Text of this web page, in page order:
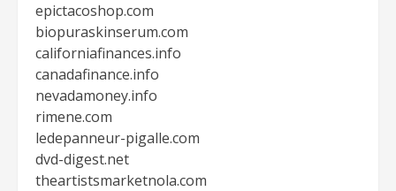
epictacoshop.com
biopuraskinserum.com
californiafinances.info
canadafinance.info
nevadamoney.info
rimene.com
ledepanneur-pigalle.com
dvd-digest.net
theartistsmarketnola.com